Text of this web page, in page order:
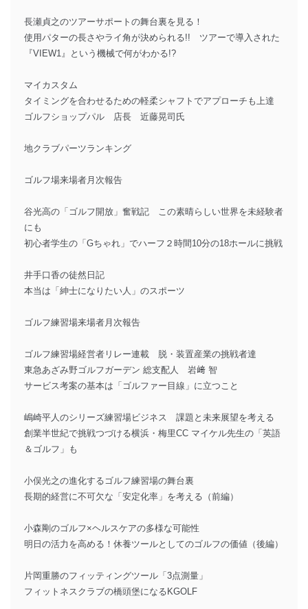
長瀬貞之のツアーサポートの舞台裏を見る！
使用パターの長さやライ角が決められる!! ツアーで導入された
『VIEW1』という機械で何がわかる!?
マイカスタム
タイミングを合わせるための軽柔シャフトでアプローチも上達
ゴルフショップパル 店長 近藤晃司氏
地クラブパーツランキング
ゴルフ場来場者月次報告
谷光高の「ゴルフ開放」奮戦記 この素晴らしい世界を未経験者
にも
初心者学生の「Gちゃれ」でハーフ２時間10分の18ホールに挑戦
井手口香の徒然日記
本当は「紳士になりたい人」のスポーツ
ゴルフ練習場来場者月次報告
ゴルフ練習場経営者リレー連載 脱・装置産業の挑戦者達
東急あざみ野ゴルフガーデン 総支配人 岩﨑 智
サービス考案の基本は「ゴルファー目線」に立つこと
嶋崎平人のシリーズ練習場ビジネス 課題と未来展望を考える
創業半世紀で挑戦つづける横浜・梅里CC マイケル先生の「英語
＆ゴルフ」も
小俣光之の進化するゴルフ練習場の舞台裏
長期的経営に不可欠な「安定化率」を考える（前編）
小森剛のゴルフ×ヘルスケアの多様な可能性
明日の活力を高める！休養ツールとしてのゴルフの価値（後編）
片岡重勝のフィッティングツール「3点測量」
フィットネスクラブの橋頭堡になるKGOLF